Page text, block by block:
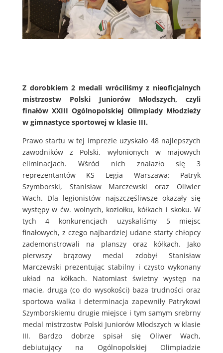
Z dorobkiem 2 medali wróciliśmy z nieoficjalnych
mistrzostw Polski Juniorów Młodszych, czyli
finałów XXIII Ogólnopolskiej Olimpiady Młodzieży
w gimnastyce sportowej w klasie III.
Prawo startu w tej imprezie uzyskało 48 najlepszych
zawodników z Polski, wyłonionych w majowych
eliminacjach. Wśród nich znalazło się 3
reprezentantów KS Legia Warszawa: Patryk
Szymborski, Stanisław Marczewski oraz Oliwier
Wach. Dla legionistów najszczęśliwsze okazały się
występy w ćw. wolnych, koziołku, kółkach i skoku. W
tych 4 konkurencjach uzyskaliśmy 5 miejsc
finałowych, z czego najbardziej udane starty chłopcy
zademonstrowali na planszy oraz kółkach. Jako
pierwszy brązowy medal zdobył Stanisław
Marczewski prezentując stabilny i czysto wykonany
układ na kółkach. Natomiast świetny występ na
macie, druga (co do wysokości) baza trudności oraz
sportowa walka i determinacja zapewniły Patrykowi
Szymborskiemu drugie miejsce i tym samym srebrny
medal mistrzostw Polski Juniorów Młodszych w klasie
III. Bardzo dobrze spisał się Oliwer Wach,
debiutujący na Ogólnopolskiej Olimpiadzie